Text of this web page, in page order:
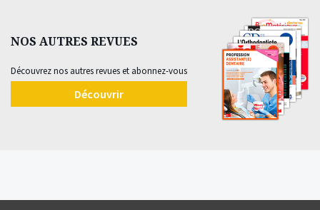
NOS AUTRES REVUES
Découvrez nos autres revues et abonnez-vous
Découvrir